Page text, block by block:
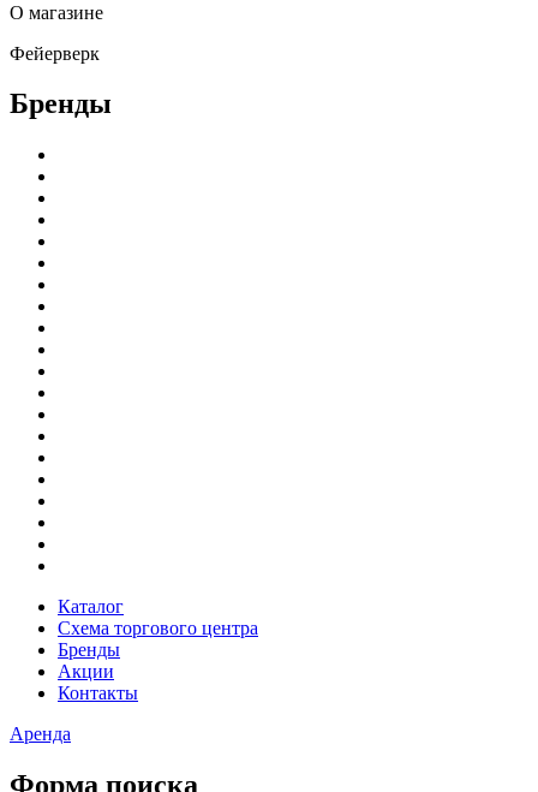
О магазине
Фейерверк
Бренды
Каталог
Схема торгового центра
Бренды
Акции
Контакты
Аренда
Форма поиска